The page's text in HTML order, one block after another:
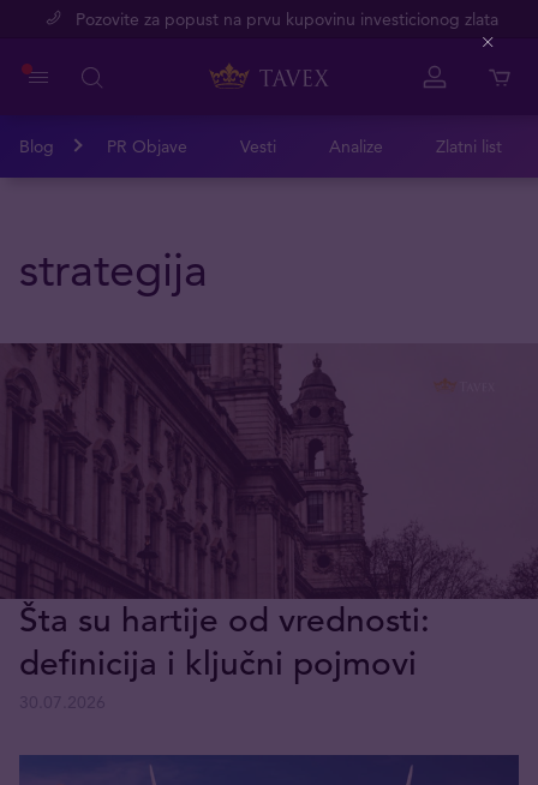
Pozovite za popust na prvu kupovinu investicionog zlata
Blog PR Objave Vesti Analize Zlatni list
strategija
Šta su hartije od vrednosti:
definicija i ključni pojmovi
Close